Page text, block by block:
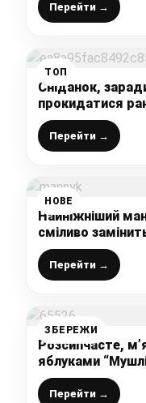
Перейти →
ТОП
Сніданок,
прокидатися
на сковорідці:
Перейти →
НОВЕ
Найніжніший
сміливо
повітряний,
Перейти →
ЗБЕРЕЖИ
Розсипчасте,
яблуками
бюджетний
яєць,
Перейти →